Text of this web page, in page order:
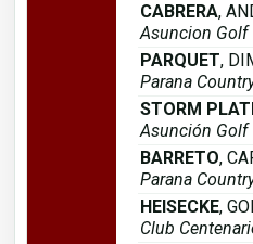
CABRERA,
Asuncion Golf
PARQUET,
Parana
STORM
Asunción Golf
BARRETO,
Parana
HEISECKE,
Club